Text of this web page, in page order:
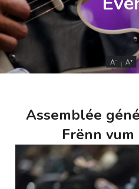
A- A+
Assemblée
Frënn